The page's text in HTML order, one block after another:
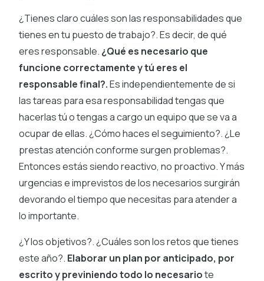
¿Tienes claro cuáles son las responsabilidades que
tienes en tu puesto de trabajo?. Es decir, de qué
eres responsable. ¿Qué es necesario que
funcione correctamente y tú eres el
responsable final?.Es independientemente de si
las tareas para esa responsabilidad tengas que
hacerlas tú o tengas a cargo un equipo que se va a
ocupar de ellas. ¿Cómo haces el seguimiento?. ¿Le
prestas atención conforme surgen problemas?.
Entonces estás siendo reactivo, no proactivo. Y más
urgencias e imprevistos de los necesarios surgirán
devorando el tiempo que necesitas para atender a
lo importante.
¿Y los objetivos?. ¿Cuáles son los retos que tienes
este año?. Elaborar un plan por anticipado, por
escrito y previniendo todo lo necesariote